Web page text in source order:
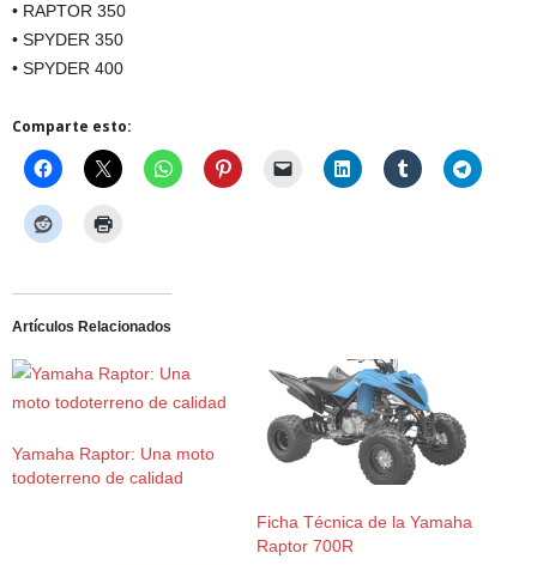
• RAPTOR 350
• SPYDER 350
• SPYDER 400
Comparte esto:
Artículos Relacionados
Yamaha Raptor: Una moto
todoterreno de calidad
Ficha Técnica de la Yamaha
Raptor 700R